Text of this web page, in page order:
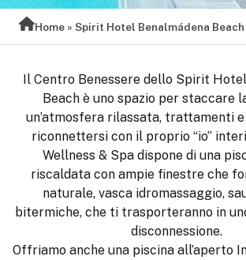
Home »Spirit Hotel Benalmádena Beach
Il Centro Benessere dello Spirit
Beach è uno spazio per staccare
un’atmosfera rilassata, trattamenti
riconnettersi con il proprio “io”
Wellness & Spa dispone di una
riscaldata con ampie finestre che
naturale, vasca idromassaggio,
bitermiche, che ti trasporteranno in
disconnessione.
Offriamo anche una piscina all’aperto